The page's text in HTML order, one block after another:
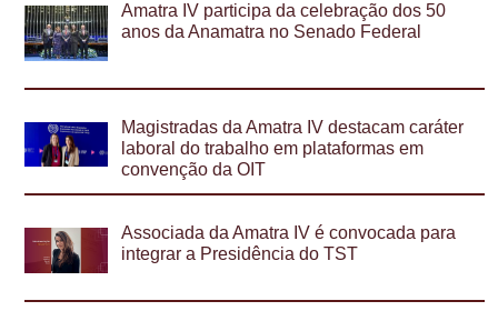
Amatra IV participa da celebração dos 50
anos da Anamatra no Senado Federal
Magistradas da Amatra IV destacam caráter
laboral do trabalho em plataformas em
convenção da OIT
Associada da Amatra IV é convocada para
integrar a Presidência do TST